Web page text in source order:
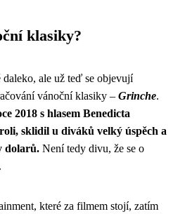
klasiky?
ale už teď se objevují
vánoční klasiky – Grinche.
2018 s hlasem Benedicta
sklidil u diváků velký úspěch a
dolarů. Není tedy divu, že se o
které za filmem stojí, zatím